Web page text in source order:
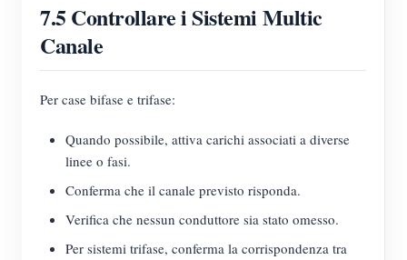
7.5 Controllare i Sistemi Multic
Canale
Per case bifase e trifase:
Quando possibile, attiva carichi associati a diverse
linee o fasi.
Conferma che il canale previsto risponda.
Verifica che nessun conduttore sia stato omesso.
Per sistemi trifase, conferma la corrispondenza tra